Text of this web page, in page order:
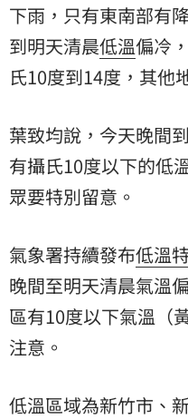
下雨，只有東南部有
到明天清晨低溫偏冷
氏10度到14度，其他
葉致均說，今天晚間
有攝氏10度以下的低
眾要特別留意。
氣象署持續發布低溫
晚間至明天清晨氣溫
區有10度以下氣溫（
注意。
低溫區域為新竹市、